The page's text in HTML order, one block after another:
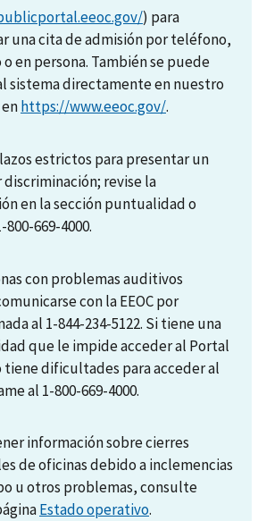
) para
una cita de admisión por teléfono,
en persona. También se puede
sistema directamente en nuestro
https://www.eeoc.gov/.
estrictos para presentar un
discriminación; revise la
en la sección puntualidad o
669-4000.
con problemas auditivos
con la EEOC por
al 1-844-234-5122. Si tiene una
que le impide acceder al Portal
tiene dificultades para acceder al
al 1-800-669-4000.
información sobre cierres
de oficinas debido a inclemencias
u otros problemas, consulte
Estado operativo.